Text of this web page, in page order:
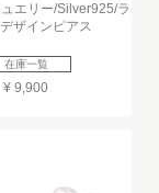
エリー/Silver925/ラ
ザインピアス
在庫一覧
¥ 9,900